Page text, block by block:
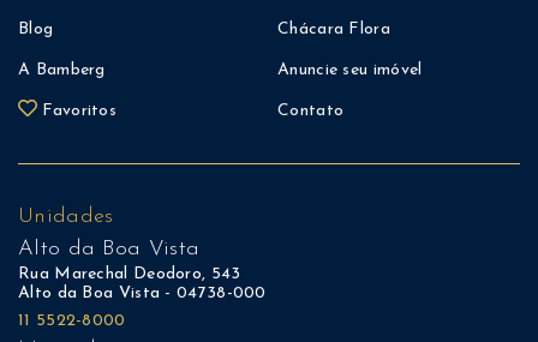
Blog
A Bamberg
Favoritos
Chácara Flora
Anuncie seu imóvel
Contato
Unidades
Alto da Boa Vista
Rua Marechal Deodoro, 543
Alto da Boa Vista - 04738-000
11 5522-8000